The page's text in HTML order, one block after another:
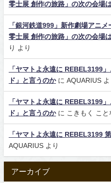
零士展 創作の旅路」の次の会場
「銀河鉄道999」新作劇場アニ
零士展 創作の旅路」の次の会場
り
より
「ヤマトよ永遠に REBEL3199
ド」と言うのかに AQUARIUS よ
「ヤマトよ永遠に REBEL3199
ド」と言うのかに こきもく こと
「ヤマトよ永遠に REBEL3199
AQUARIUS より
アーカイブ